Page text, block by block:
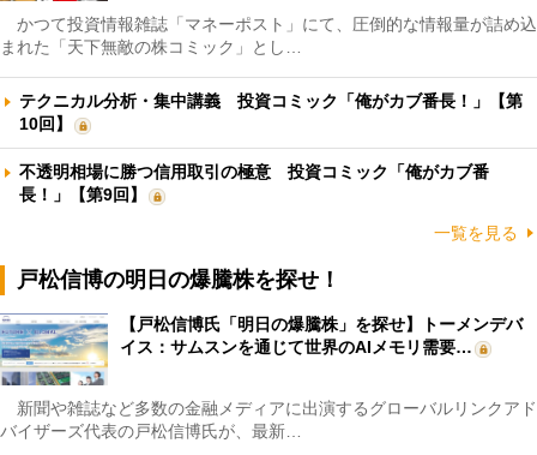
かつて投資情報雑誌「マネーポスト」にて、圧倒的な情報量が詰め込
まれた「天下無敵の株コミック」とし…
テクニカル分析・集中講義 投資コミック「俺がカブ番長！」【第
10回】
不透明相場に勝つ信用取引の極意 投資コミック「俺がカブ番
長！」【第9回】
一覧を見る
戸松信博の明日の爆騰株を探せ！
【戸松信博氏「明日の爆騰株」を探せ】トーメンデバ
イス：サムスンを通じて世界のAIメモリ需要…
新聞や雑誌など多数の金融メディアに出演するグローバルリンクアド
バイザーズ代表の戸松信博氏が、最新…